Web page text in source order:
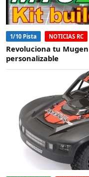
1/10 Pista NOTICIAS RC
Revoluciona tu
personalizable